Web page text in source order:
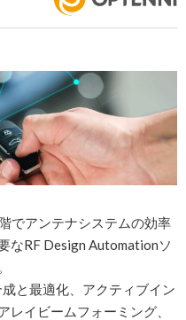
でアンテナシステムの効率
なRF Design Automationソ
と最適化、アクティブイン
レイビームフォーミング、